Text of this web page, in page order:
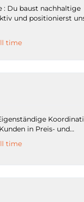
: Du baust nachhaltige
und positionierst
time
in Preis- und...
time